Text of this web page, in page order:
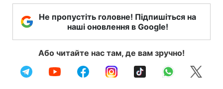
Не пропустіть головне! Підпишіться на
наші оновлення в Google!
Або читайте нас там, де вам зручно!